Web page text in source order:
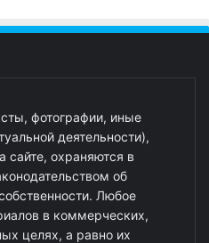
фотографии, иные
деятельности),
сайте, охраняются в
об
Любое
в коммерческих,
целях, а равно их